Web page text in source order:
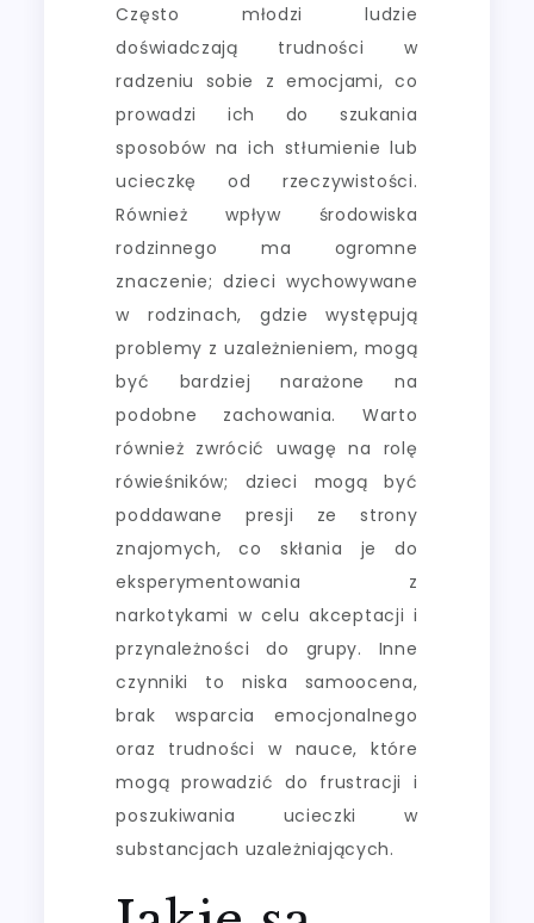
Często młodzi ludzie
doświadczają trudności w
radzeniu sobie z emocjami, co
prowadzi ich do szukania
sposobów na ich stłumienie lub
ucieczkę od rzeczywistości.
Również wpływ środowiska
rodzinnego ma ogromne
znaczenie; dzieci wychowywane
w rodzinach, gdzie występują
problemy z uzależnieniem, mogą
być bardziej narażone na
podobne zachowania. Warto
również zwrócić uwagę na rolę
rówieśników; dzieci mogą być
poddawane presji ze strony
znajomych, co skłania je do
eksperymentowania z
narkotykami w celu akceptacji i
przynależności do grupy. Inne
czynniki to niska samoocena,
brak wsparcia emocjonalnego
oraz trudności w nauce, które
mogą prowadzić do frustracji i
poszukiwania ucieczki w
substancjach uzależniających.